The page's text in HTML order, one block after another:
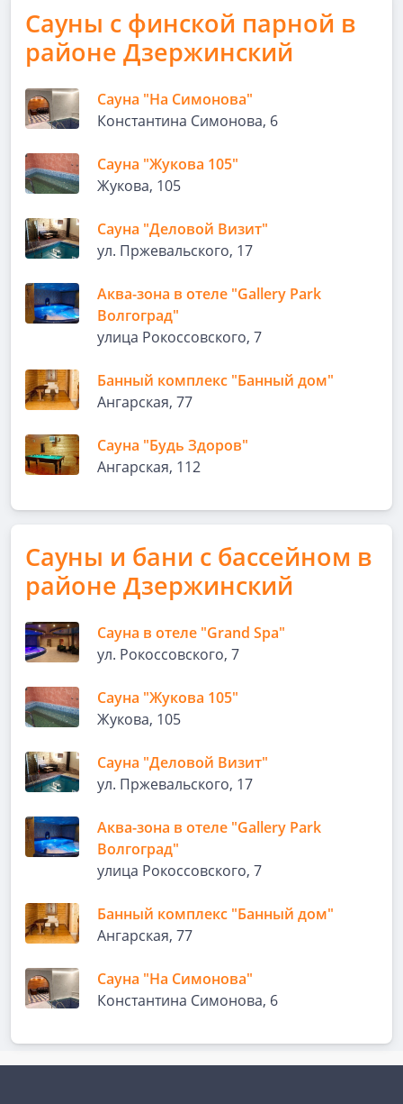
Сауны с финской парной в
районе Дзержинский
Сауна "На Симонова"
Константина Симонова, 6
Сауна "Жукова 105"
Жукова, 105
Сауна "Деловой Визит"
ул. Пржевальского, 17
Аква-зона в отеле "Gallery Park
Волгоград"
улица Рокоссовского, 7
Банный комплекс "Банный дом"
Ангарская, 77
Сауна "Будь Здоров"
Ангарская, 112
Сауны и бани с бассейном в
районе Дзержинский
Сауна в отеле "Grand Spa"
ул. Рокоссовского, 7
Сауна "Жукова 105"
Жукова, 105
Сауна "Деловой Визит"
ул. Пржевальского, 17
Аква-зона в отеле "Gallery Park
Волгоград"
улица Рокоссовского, 7
Банный комплекс "Банный дом"
Ангарская, 77
Сауна "На Симонова"
Константина Симонова, 6